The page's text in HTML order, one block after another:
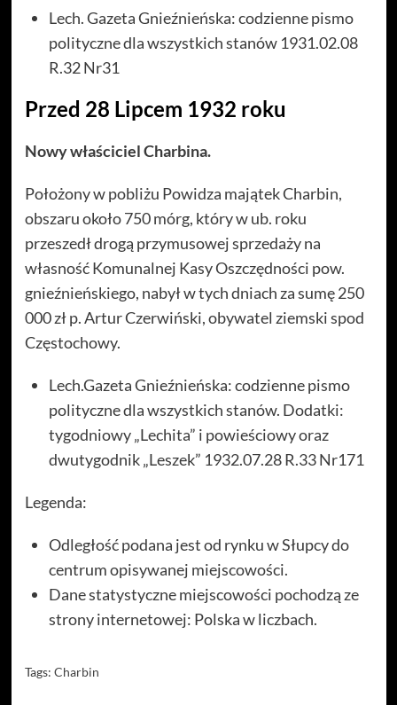
Lech. Gazeta Gnieźnieńska: codzienne pismo
polityczne dla wszystkich stanów 1931.02.08
R.32 Nr31
Przed 28 Lipcem 1932 roku
Nowy właściciel Charbina.
Położony w pobliżu Powidza majątek Charbin,
obszaru około 750 mórg, który w ub. roku
przeszedł drogą przymusowej sprzedaży na
własność Komunalnej Kasy Oszczędności pow.
gnieźnieńskiego, nabył w tych dniach za sumę 250
000 zł p. Artur Czerwiński, obywatel ziemski spod
Częstochowy.
Lech.Gazeta Gnieźnieńska: codzienne pismo
polityczne dla wszystkich stanów. Dodatki:
tygodniowy „Lechita” i powieściowy oraz
dwutygodnik „Leszek” 1932.07.28 R.33 Nr171
Legenda:
Odległość podana jest od rynku w Słupcy do
centrum opisywanej miejscowości.
Dane statystyczne miejscowości pochodzą ze
strony internetowej: Polska w liczbach.
Tags: Charbin